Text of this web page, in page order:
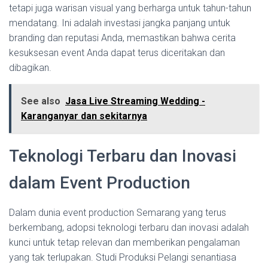
tetapi juga warisan visual yang berharga untuk tahun-tahun
mendatang. Ini adalah investasi jangka panjang untuk
branding dan reputasi Anda, memastikan bahwa cerita
kesuksesan event Anda dapat terus diceritakan dan
dibagikan.
See also Jasa Live Streaming Wedding -
Karanganyar dan sekitarnya
Teknologi Terbaru dan Inovasi
dalam Event Production
Dalam dunia event production Semarang yang terus
berkembang, adopsi teknologi terbaru dan inovasi adalah
kunci untuk tetap relevan dan memberikan pengalaman
yang tak terlupakan. Studi Produksi Pelangi senantiasa